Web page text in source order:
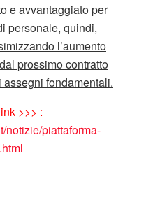
e avvantaggiato per
personale, quindi,
l’aumento
prossimo contratto
fondamentali.
>>> :
notizie/piattaforma-